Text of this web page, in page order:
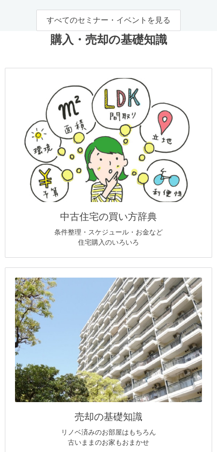
すべてのセミナー・イベントを見る
購入・売却の基礎知識
中古住宅の買い方辞典
条件整理・スケジュール・お金など
住宅購入のいろいろ
売却の基礎知識
リノベ済みのお部屋はもちろん
古いままのお家もおまかせ